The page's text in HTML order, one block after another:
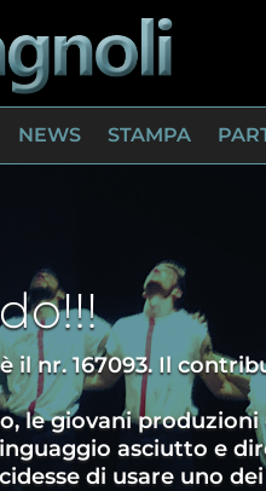
NEWS STAMPA
il nr. 167093. Il
le giovani produzioni
asciutto e
di usare uno